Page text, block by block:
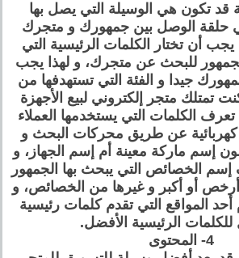
قد تكون هي الوسيلة التي يصل بها
حلقة الوصل بين جمهورك و متجرك
يجب أن تختار الكلمات الرئيسية التي
للبحث عن متجرك، و لهذا يجب
جيدا و الفئة التي تستهدفها من
تمتلك متجر إلكتروني لبيع الأجهزة
الكلمات التي يستخدمها العملاء
عن طريق محركات البحث و
إسم ماركة معينة أم إسم الجهاز، و
الخصائص التي يبحث بها الجمهور
أو أكبر و غيرها من الخصائص، و
المواقع التي تقدم كلمات رئيسية
الرئيسية الأفضل.
4- المحتوى